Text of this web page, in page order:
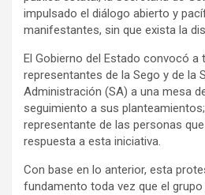
impulsado el diálogo abierto y
manifestantes, sin que exista la
El Gobierno del Estado convocó a
representantes de la Sego y de la
Administración (SA) a una mesa
seguimiento a sus
representante de las personas
respuesta a esta iniciativa.
Con base en lo anterior, esta
fundamento toda vez que el